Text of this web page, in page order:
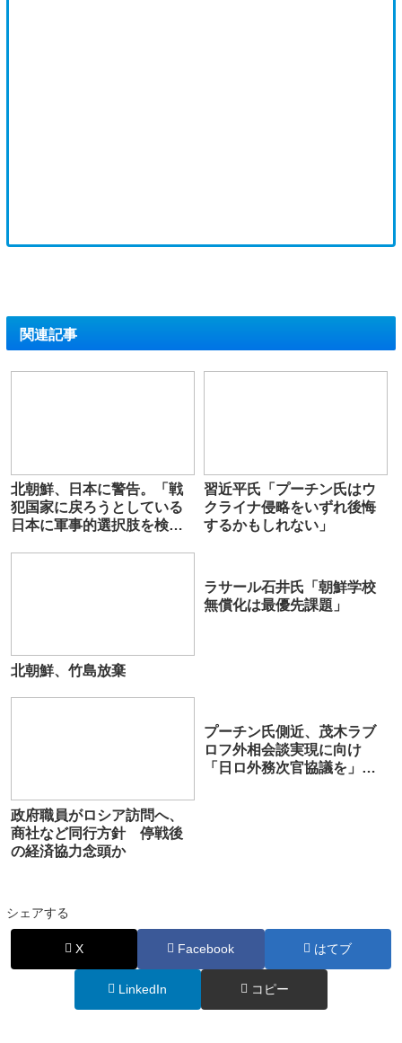
関連記事
北朝鮮、日本に警告。「戦
犯国家に戻ろうとしている
日本に軍事的選択肢を検
習近平氏「プーチン氏はウ
クライナ侵略をいずれ後悔
するかもしれない」
北朝鮮、竹島放棄
ラサール石井氏「朝鮮学校
無償化は最優先課題」
政府職員がロシア訪問へ、
商社など同行方針 停戦後
の経済協力念頭か
プーチン氏側近、茂木ラブ
ロフ外相会談実現に向け
「日ロ外務次官協議を」鈴
シェアする
X Facebook はてブ
LinkedIn コピー